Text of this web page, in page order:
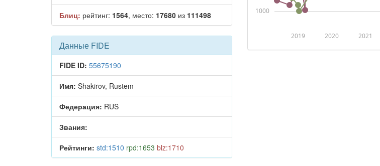
Блиц: рейтинг: 1564, место: 17680 из 111498
Данные FIDE
FIDE ID: 55675190
Имя: Shakirov, Rustem
Федерация: RUS
Звания:
Рейтинги: std:1510 rpd:1653 blz:1710
2019 2020 2021
1000